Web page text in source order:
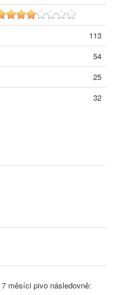
6.1
113
54
25
32
7 měsíci pivo následovně: